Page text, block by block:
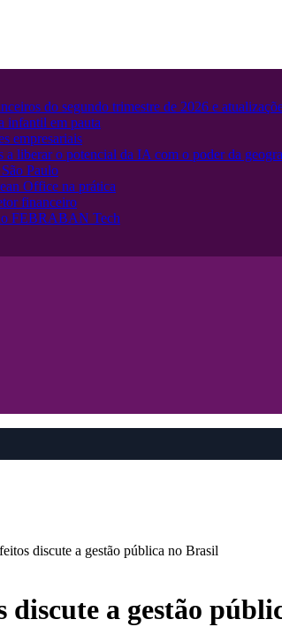
do segundo trimestre de 2026 e
infantil em pauta
empresariais
liberar o potencial da IA ​​com o poder da
Paulo
Office na prática
financeiro
FEBRABAN Tech
discute a gestão pública no Brasil
discute a gestão